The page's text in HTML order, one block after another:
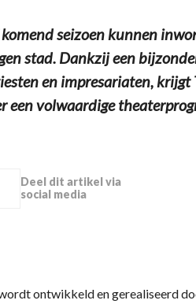
seizoen kunnen
stad. Dankzij een
en impresariaten,
volwaardige
Deel dit artikel via
social media
ontwikkeld en gerealiseerd